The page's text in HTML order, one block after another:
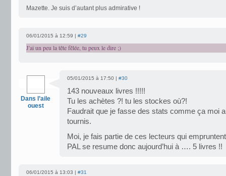
Mazette. Je suis d’autant plus admirative !
06/01/2015 à 12:59 | #29
J'ai un peu la tête fêlée, tu peux le dire ;)
Dans l’aile
ouest
05/01/2015 à 17:50 | #30
143 nouveaux livres !!!!!
Tu les achètes ?! tu les stockes où?!
Faudrait que je fasse des stats comme ça moi
tournis.
Moi, je fais partie de ces lecteurs qui
PAL se resume donc aujourd’hui à …. 5 livres !!
06/01/2015 à 13:03 | #31